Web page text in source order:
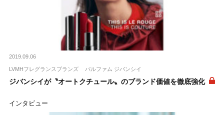
2019.09.06
LVMHフレグランスブランズ パルファム ジバンシイ
ジバンシイが〝オートクチュール〟のブランド価値を徹底強化
インタビュー